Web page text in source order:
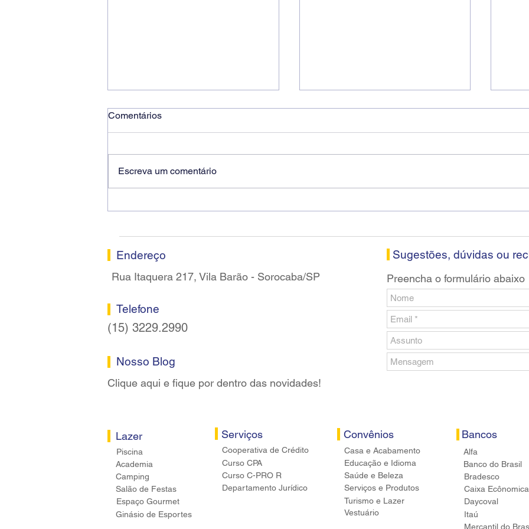
Comentários
Escreva um comentário
Endereço
Rua Itaquera 217, Vila Barão - Sorocaba/SP
Telefone
(15) 3229.2990
Nosso Blog
Clique aqui e fique por dentro das novidades!
Lazer
Piscina
Academia
Camping
Salão de Festas
Espaço Gourmet
Ginásio de Esportes
Serviços
Cooperativa de Crédito
Curso CPA
Curso C-PRO R
Departamento Jurídico
Sugestões, dúvidas ou
Preencha o formulário abaixo
Convênios
Casa e Acabamento
Educação e Idioma
Saúde e Beleza
Serviços e Produtos
Turismo e Lazer
Vestuário
Bancos
Alfa
Banco do Brasil
Bradesco
Caixa
Daycoval
Itaú
Mercantil do